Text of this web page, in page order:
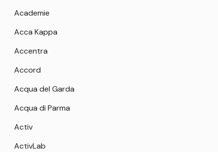
Academie
Acca Kappa
Accentra
Accord
Acqua del Garda
Acqua di Parma
Activ
ActivLab